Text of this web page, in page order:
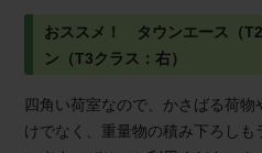
おススメ！　タウンエース（
ン（T3クラス：右）
四角い荷室なので、かさばる荷
けでなく、重量物の積み下ろし